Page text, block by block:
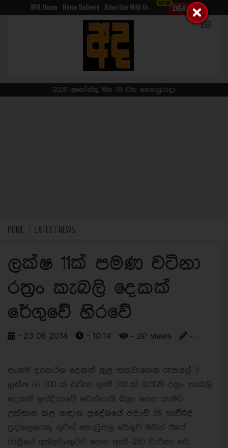
WNL Home Home Delivery Advertise With Us
2026 අගෝස්තු මස 08 වන සෙනසුරාදා
HOME LATEST NEWS
ලක්ෂ 11ක් පමණ වටිනා
රත‍්‍රං කැබලි දෙකක්
රේගුවේ හිරවේ
- 23 08 2014 - 10:14 - 297 views - . .
ජංගම දුරකථන දෙකක් තුළ සඟවාගෙන රුපියල් 11
ලක්ෂ 55 000 ක් වටිනා ග‍්‍රෑම් 231 ක් බරැති රත‍්‍රං කැබලි
දෙකක් ඉන්දියාවේ චෙන්නායි බලා ගෙන යාමට
උත්සාහ කළ කඳාන ප‍්‍රදේශයේ පදිංචි 35 හැවිරිදි
පුද්ගලයෙකු ගුවන් තොටුපල රේගුව මගින් ඊයේ
රාත‍්‍රීයේ අත්අඩංගුවට ගෙන ඇති බව වාර්තා වේ.